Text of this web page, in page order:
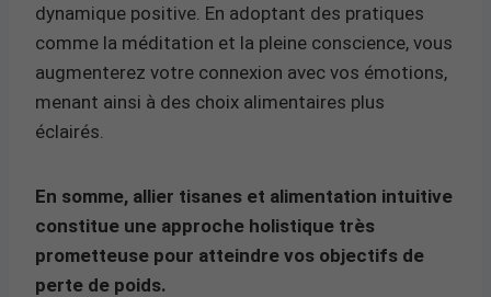
dynamique positive. En adoptant des pratiques
comme la méditation et la pleine conscience, vous
augmenterez votre connexion avec vos émotions,
menant ainsi à des choix alimentaires plus
éclairés.
En somme, allier tisanes et alimentation intuitive
constitue une approche holistique très
prometteuse pour atteindre vos objectifs de
perte de poids.